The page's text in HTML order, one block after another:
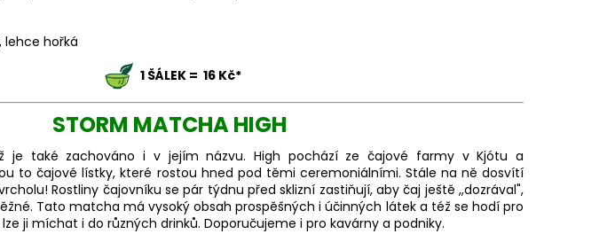
hořká
1 ŠÁLEK = 16 Kč*
STORM MATCHA HIGH
je také zachováno i v jejím názvu. High pochází ze čajové farmy v Kjótu a
to čajové lístky, které rostou hned pod těmi ceremoniálními. Stále na ně dosvítí
Rostliny čajovníku se pár týdnu před sklizní zastiňují, aby čaj ještě ,,dozrával",
Tato matcha má vysoký obsah prospěšných i účinných látek a též se hodí pro
ji míchat i do různých drinků. Doporučujeme i pro kavárny a podniky.